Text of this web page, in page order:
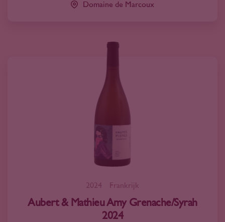
Domaine de Marcoux
2024 Frankrijk
Aubert & Mathieu Amy Grenache/Syrah
2024